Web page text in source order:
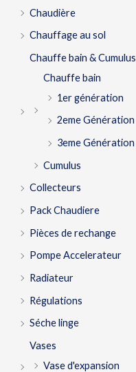
Chaudière
Chauffage au sol
Chauffe bain & Cumulus
Chauffe bain
1er génération
2eme Génération
3eme Génération
Cumulus
Collecteurs
Pack Chaudiere
Pièces de rechange
Pompe Accelerateur
Radiateur
Régulations
Séche linge
Vases
Vase d'expansion